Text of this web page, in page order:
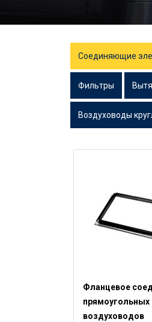
Соединяющие
Фильтры
Воздуховоды
Фланцевое
прямоугольных
воздуховодов